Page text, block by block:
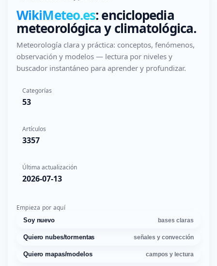
WikiMeteo.es: enciclopedia
meteorológica y climatológica.
Meteorología clara y práctica: conceptos, fenómenos,
observación y modelos — lectura por niveles y
buscador instantáneo para aprender y profundizar.
Categorías
53
Artículos
3357
Última actualización
2026-07-13
Empieza por aquí
Soy nuevo bases claras
Quiero nubes/tormentas señales y convección
Quiero mapas/modelos campos y lectura